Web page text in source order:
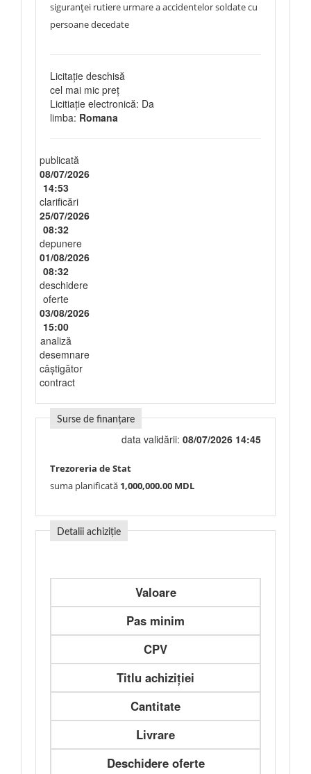
siguranței rutiere urmare a accidentelor soldate cu
persoane decedate
Licitație deschisă
cel mai mic preț
Licitiație electronică: Da
limba: Romana
publicată
08/07/2026
14:53
clarificări
25/07/2026
08:32
depunere
01/08/2026
08:32
deschidere
oferte
03/08/2026
15:00
analiză
desemnare
câștigător
contract
Surse de finanțare
data validării: 08/07/2026 14:45
Trezoreria de Stat
suma planificată 1,000,000.00 MDL
Detalii achiziție
Valoare
Pas minim
CPV
Titlu achiziției
Cantitate
Livrare
Deschidere oferte